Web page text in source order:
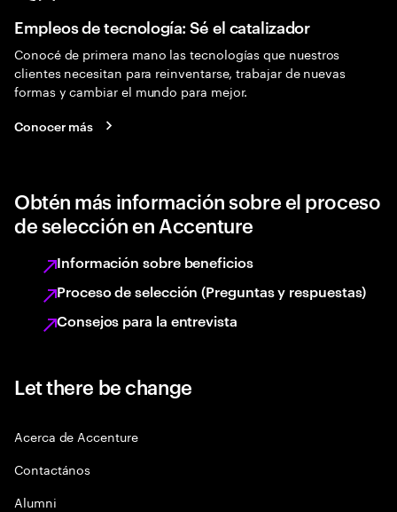
Empleos de tecnología: Sé el catalizador
Conocé de primera mano las tecnologías que nuestros
clientes necesitan para reinventarse, trabajar de nuevas
formas y cambiar el mundo para mejor.
Conocer más
Obtén más información sobre el proceso
de selección en Accenture
Información sobre beneficios
Proceso de selección (Preguntas y respuestas)
Consejos para la entrevista
Let there be change
Acerca de Accenture
Contactános
Alumni